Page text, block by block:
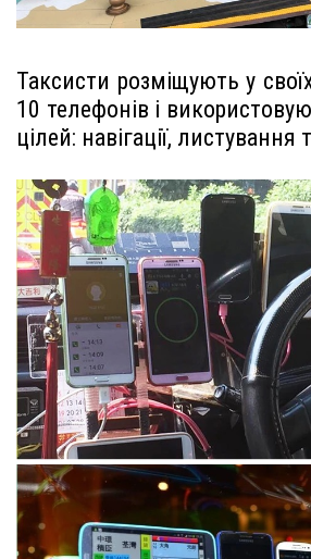
Таксисти розміщують у
10 телефонів і
цілей: навігації, листування